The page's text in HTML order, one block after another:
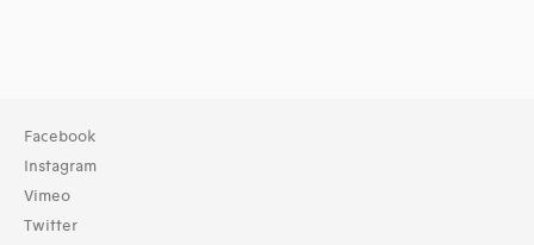
Collection
TOUT (29690)
Bibliothèque (27431)
Archives (2395)
Facebook
Instagram
Vimeo
Twitter